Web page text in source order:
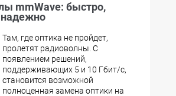
mmWave: быстро,
надежно
Там, где оптика не пройдет,
пролетят радиоволны. С
появлением решений,
поддерживающих 5 и 10 Гбит/с,
становится возможной
полноценная замена оптики на